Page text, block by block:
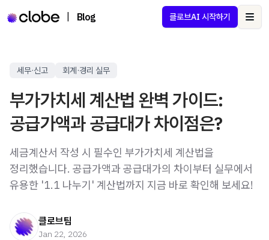
Blog 클로브AI 시작하기
세무·신고 회계·경리 실무
부가가치세 계산법 완벽 가이드:
공급가액과 공급대가 차이점은?
세금계산서 작성 시 필수인 부가가치세 계산법을
정리했습니다. 공급가액과 공급대가의 차이부터 실무에서
유용한 '1.1 나누기' 계산법까지 지금 바로 확인해 보세요!
클로브팀
Jan 22, 2026